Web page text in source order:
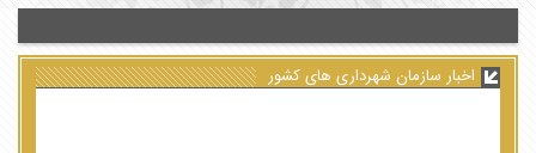
اخبار سازمان شهرداری های کشور